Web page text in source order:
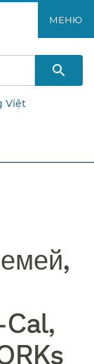
МЕНЮ​​
Việt